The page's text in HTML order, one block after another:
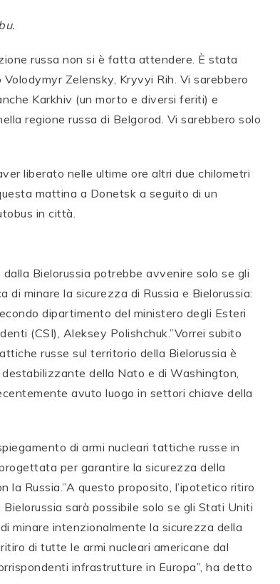
russa non si è fatta attendere. È stata
Zelensky, Kryvyi Rih. Vi sarebbero
Karkhiv (un morto e diversi feriti) e
regione russa di Belgorod. Vi sarebbero solo
liberato nelle ultime ore altri due chilometri
mattina a Donetsk a seguito di un
in città.
Bielorussia potrebbe avvenire solo se gli
minare la sicurezza di Russia e Bielorussia:
dipartimento del ministero degli Esteri
(CSI), Aleksey Polishchuk.”Vorrei subito
russe sul territorio della Bielorussia è
della Nato e di Washington,
avuto luogo in settori chiave della
di armi nucleari tattiche russe in
per garantire la sicurezza della
la Russia.”A questo proposito, l’ipotetico ritiro
sarà possibile solo se gli Stati Uniti
minare intenzionalmente la sicurezza della
di tutte le armi nucleari americane dal
infrastrutture in Europa”, ha detto